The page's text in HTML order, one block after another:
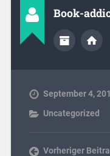
Book-
September 4,
Uncategorized
Vorheriger